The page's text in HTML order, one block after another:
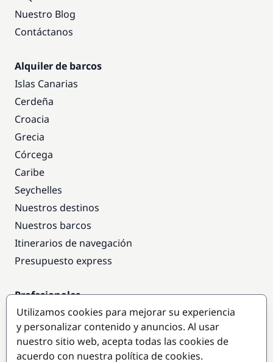
Nuestro Blog
Contáctanos
Alquiler de barcos
Islas Canarias
Cerdeña
Croacia
Grecia
Córcega
Caribe
Seychelles
Nuestros destinos
Nuestros barcos
Itinerarios de navegación
Presupuesto express
Profesionales
Acceso empresas
Colaborar como empresa
Utilizamos cookies para mejorar su experiencia
y personalizar contenido y anuncios. Al usar
nuestro sitio web, acepta todas las cookies de
acuerdo con nuestra política de cookies.